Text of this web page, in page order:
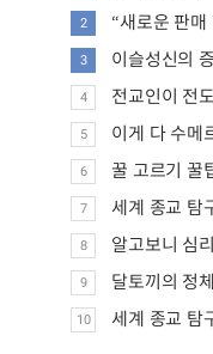
2 “새로운 판
3 이슬성신의
4
5
6
7
8
9 달토끼의 정
10